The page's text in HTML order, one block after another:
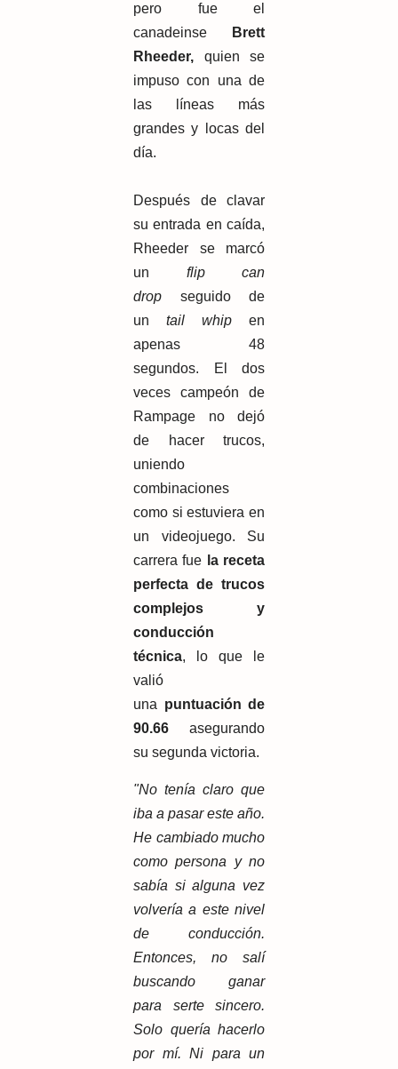
pero fue el
canadeinse
Brett
Rheeder,
quien se
impuso con una de
las líneas más
grandes y locas del
día.
Después de clavar
su entrada en caída,
Rheeder se marcó
un flip can
drop seguido de
un tail whip en
apenas 48
segundos. El dos
veces campeón de
Rampage no dejó
de hacer trucos,
uniendo
combinaciones
como si estuviera en
un videojuego. Su
carrera fue la receta
perfecta de trucos
complejos y
conducción
técnica, lo que le
valió
una puntuación de
90.66 asegurando
su segunda victoria.
"No tenía claro que
iba a pasar este año.
He cambiado mucho
como persona y no
sabía si alguna vez
volvería a este nivel
de conducción.
Entonces, no salí
buscando ganar
para serte sincero.
Solo quería hacerlo
por mí. Ni para un